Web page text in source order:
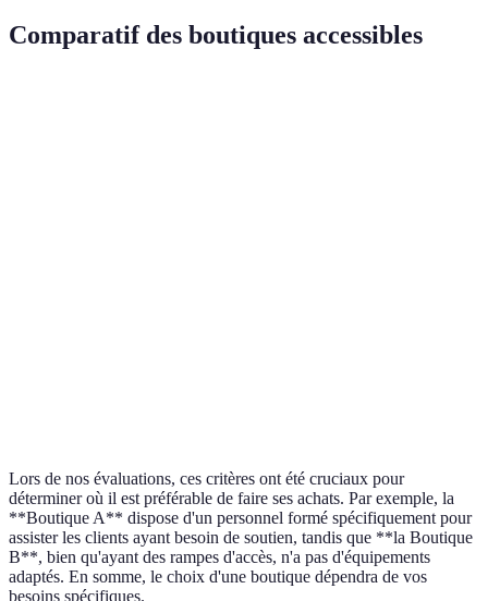
Comparatif des boutiques accessibles
Lors de nos évaluations, ces critères ont été cruciaux pour
déterminer où il est préférable de faire ses achats. Par exemple, la
**Boutique A** dispose d'un personnel formé spécifiquement pour
assister les clients ayant besoin de soutien, tandis que **la Boutique
B**, bien qu'ayant des rampes d'accès, n'a pas d'équipements
adaptés. En somme, le choix d'une boutique dépendra de vos
besoins spécifiques.